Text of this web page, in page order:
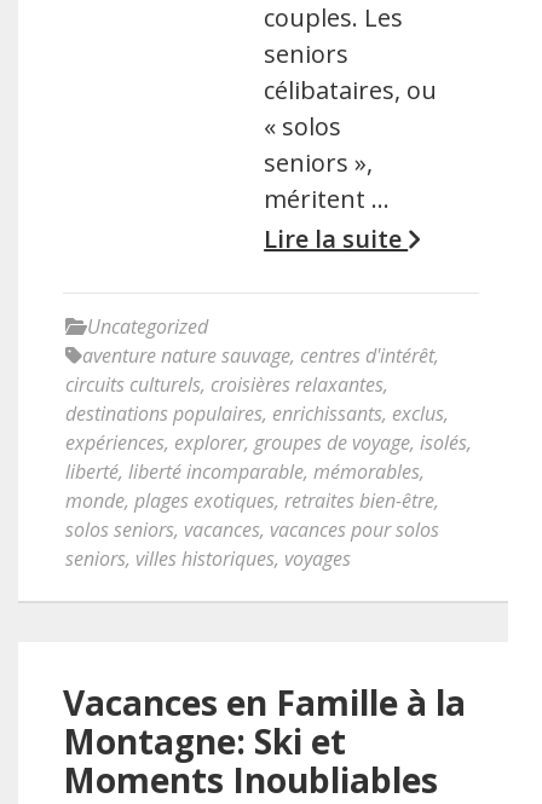
couples. Les
seniors
célibataires, ou
« solos
seniors »,
méritent …
Lire la suite
Uncategorized
aventure nature sauvage, centres d'intérêt,
circuits culturels, croisières relaxantes,
destinations populaires, enrichissants, exclus,
expériences, explorer, groupes de voyage, isolés,
liberté, liberté incomparable, mémorables,
monde, plages exotiques, retraites bien-être,
solos seniors, vacances, vacances pour solos
seniors, villes historiques, voyages
Vacances en Famille à la
Montagne: Ski et
Moments Inoubliables